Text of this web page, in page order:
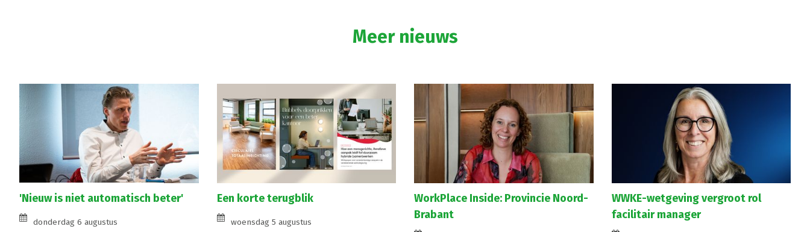
Meer nieuws
'Nieuw is niet automatisch beter'
donderdag 6 augustus
Een korte terugblik
woensdag 5 augustus
WorkPlace Inside: Provincie Noord-
Brabant
WWKE-wetgeving vergroot rol
facilitair manager